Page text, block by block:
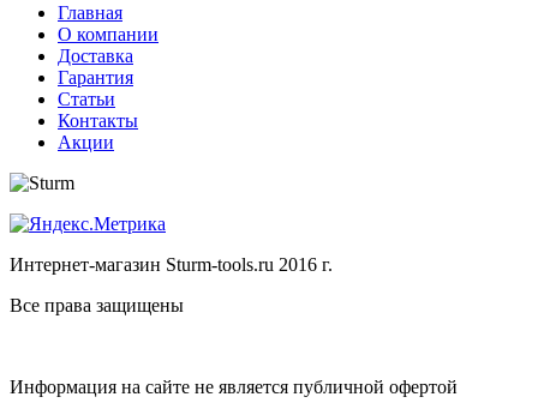
Главная
О компании
Доставка
Гарантия
Статьи
Контакты
Акции
Интернет-магазин Sturm-tools.ru 2016 г.
Все права защищены
Информация на сайте не является публичной офертой